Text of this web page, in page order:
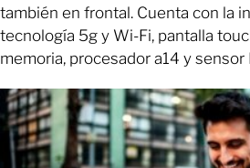
también en frontal. Cuenta con la
tecnología 5g y Wi-Fi, pantalla
memoria, procesador a14 y sensor